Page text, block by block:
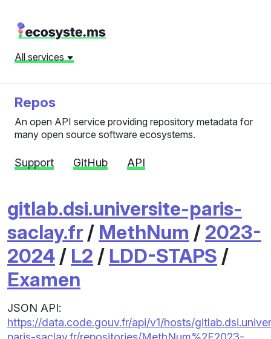
All services
Repos
An open API service providing repository metadata for
many open source software ecosystems.
Support GitHub API
gitlab.dsi.universite-paris-
saclay.fr / MethNum / 2023-
2024 / L2 / LDD-STAPS /
Examen
JSON API:
https://data.code.gouv.fr/api/v1/hosts/